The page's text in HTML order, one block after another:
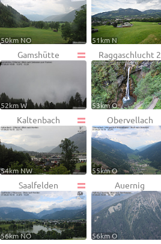
50km NO 51km N
Gamshütte
52km W
Raggaschlucht 2
53km O
Kaltenbach
54km NW
Obervellach
55km O
Saalfelden
56km NO
Auernig
56km O